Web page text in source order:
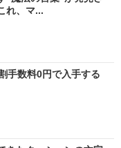
れ、マ...
手数料0円で入手する